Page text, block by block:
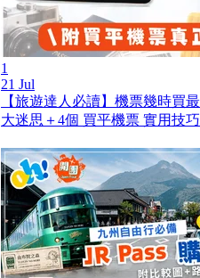
1
21 Jul
【旅遊達人必讀】機票幾時買
大迷思＋4個 買平機票 實用技巧